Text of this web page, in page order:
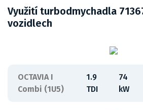
Využití turbodmychadla
vozidlech
OCTAVIA I
Combi (1U5)
1.9
TDI
74
kW